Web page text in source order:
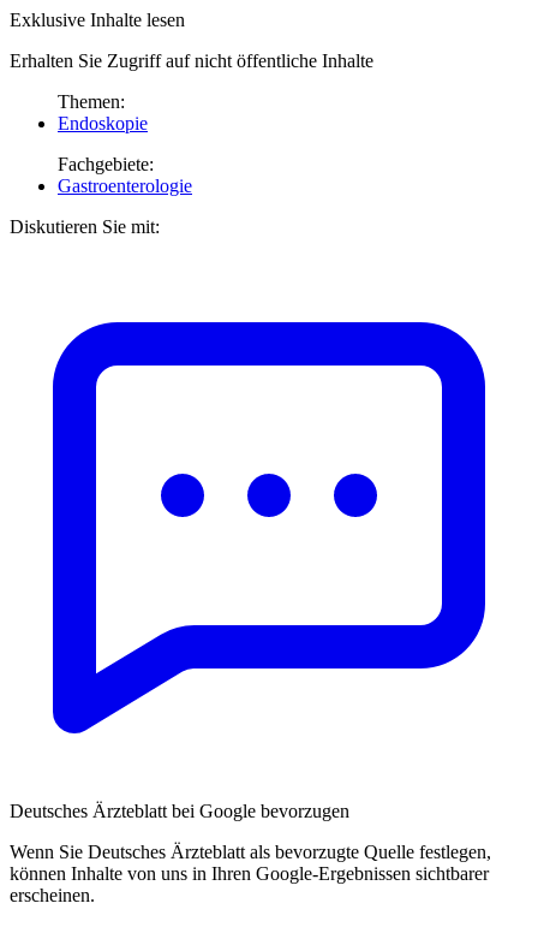
Exklusive Inhalte lesen
Erhalten Sie Zugriff auf nicht öffentliche Inhalte
Themen:
Endoskopie
Fachgebiete:
Gastroenterologie
Diskutieren Sie mit:
Deutsches Ärzteblatt bei Google bevorzugen
Wenn Sie Deutsches Ärzteblatt als bevorzugte Quelle festlegen,
können Inhalte von uns in Ihren Google-Ergebnissen sichtbarer
erscheinen.